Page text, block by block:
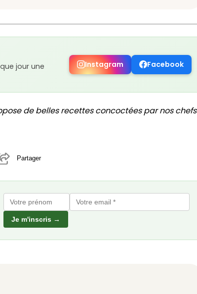
jour une
Instagram Facebook
de belles recettes concoctées par nos chefs
Partager
Je m'inscris →